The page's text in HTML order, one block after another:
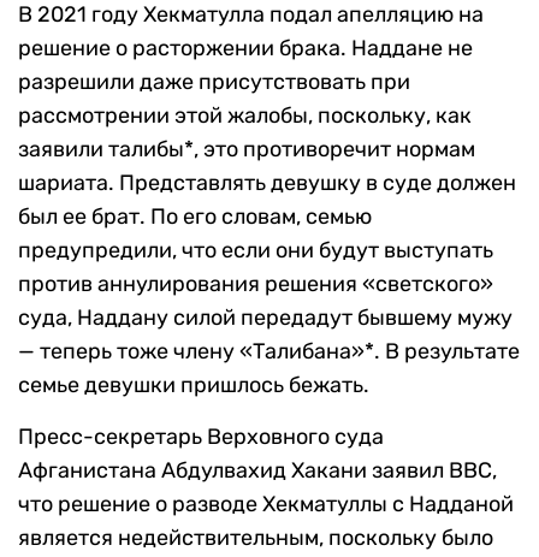
В 2021 году Хекматулла подал апелляцию на
решение о расторжении брака. Наддане не
разрешили даже присутствовать при
рассмотрении этой жалобы, поскольку, как
заявили талибы*, это противоречит нормам
шариата. Представлять девушку в суде должен
был ее брат. По его словам, семью
предупредили, что если они будут выступать
против аннулирования решения «светского»
суда, Наддану силой передадут бывшему мужу
— теперь тоже члену «Талибана»*. В результате
семье девушки пришлось бежать.
Пресс-секретарь Верховного суда
Афганистана Абдулвахид Хакани заявил ВВС,
что решение о разводе Хекматуллы с Надданой
является недействительным, поскольку было